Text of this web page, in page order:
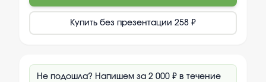
Купить без презентации 258 ₽
Не подошла? Напишем за 2 000 ₽ в течение